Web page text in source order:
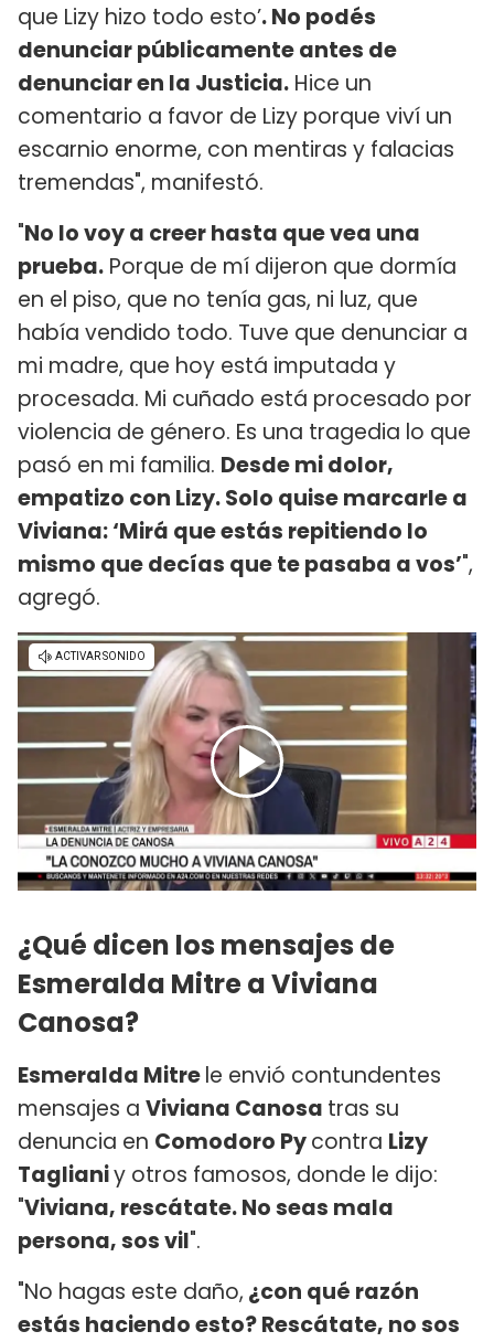
que Lizy hizo todo esto’. No podés
denunciar públicamente antes de
denunciar en la Justicia. Hice un
comentario a favor de Lizy porque viví un
escarnio enorme, con mentiras y falacias
tremendas", manifestó.
"No lo voy a creer hasta que vea una
prueba. Porque de mí dijeron que dormía
en el piso, que no tenía gas, ni luz, que
había vendido todo. Tuve que denunciar a
mi madre, que hoy está imputada y
procesada. Mi cuñado está procesado por
violencia de género. Es una tragedia lo que
pasó en mi familia. Desde mi dolor,
empatizo con Lizy. Solo quise marcarle a
Viviana: ‘Mirá que estás repitiendo lo
mismo que decías que te pasaba a vos’",
agregó.
¿Qué dicen los mensajes de
Esmeralda Mitre a Viviana
Canosa?
Esmeralda Mitrele envió contundentes
mensajes a Viviana Canosa tras su
denuncia en Comodoro Pycontra Lizy
Taglianiy otros famosos, donde le dijo:
"Viviana, rescátate. No seas mala
persona, sos vil".
"No hagas este daño, ¿con qué razón
estás haciendo esto? Rescátate, no sos